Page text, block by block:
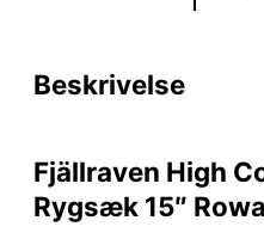
i
v
a
Beskrivelse
Fjällraven High
Rygsæk 15″